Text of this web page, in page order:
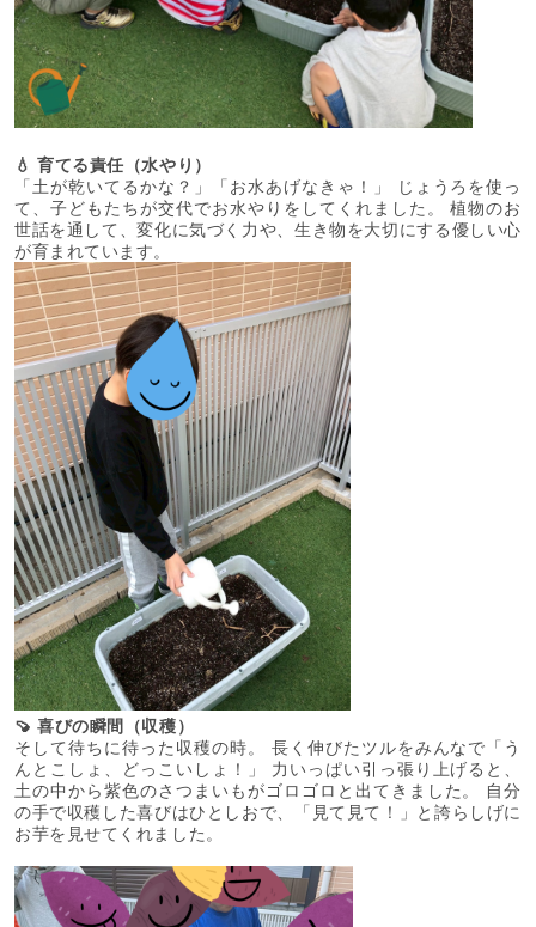
💧 育てる責任（水やり）
「土が乾いてるかな？」「お水あげなきゃ！」 じょうろを使っ
て、子どもたちが交代でお水やりをしてくれました。 植物のお
世話を通して、変化に気づく力や、生き物を大切にする優しい心
が育まれています。
🍠 喜びの瞬間（収穫）
そして待ちに待った収穫の時。 長く伸びたツルをみんなで「う
んとこしょ、どっこいしょ！」 力いっぱい引っ張り上げると、
土の中から紫色のさつまいもがゴロゴロと出てきました。 自分
の手で収穫した喜びはひとしおで、「見て見て！」と誇らしげに
お芋を見せてくれました。